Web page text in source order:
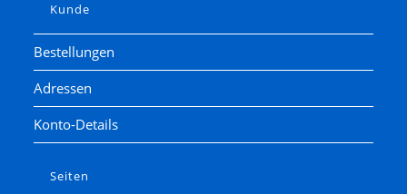
Kunde
Bestellungen
Adressen
Konto-Details
Seiten